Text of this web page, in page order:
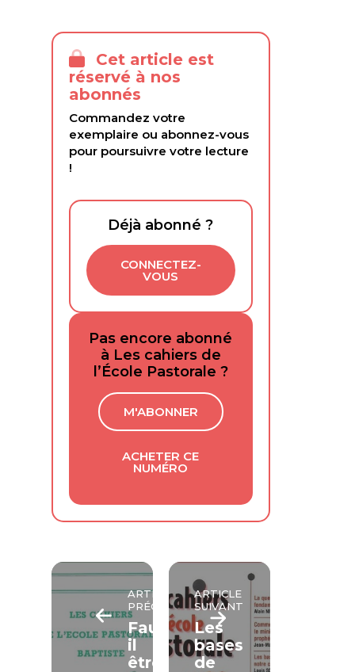
Cet article est
réservé à nos
abonnés
Commandez votre
exemplaire ou abonnez-vous
pour poursuivre votre lecture
!
Déjà abonné ?
CONNECTEZ-
VOUS
Pas encore abonné
à Les cahiers de
l’École Pastorale ?
M'ABONNER
ACHETER CE
NUMÉRO
ARTICLE
PRÉCÉDENT
Faut-
il
être
ARTICLE
SUIVANT
Les
bases
de